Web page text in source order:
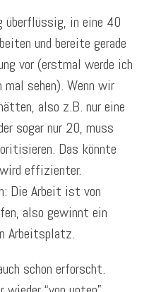
in eine 40
und bereite gerade
vor (erstmal werde ich
mal sehen). Wenn wir
also z.B. nur eine
sogar nur 20, muss
Das könnte
effizienter.
Die Arbeit ist von
also gewinnt ein
Arbeitsplatz.
schon erforscht.